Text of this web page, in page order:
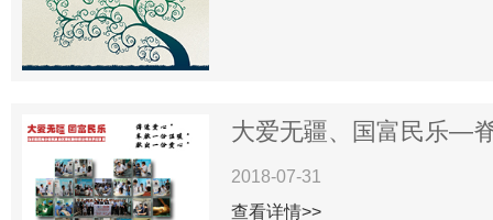
大爱无疆、国富民乐—
2018-07-31
查看详情>>